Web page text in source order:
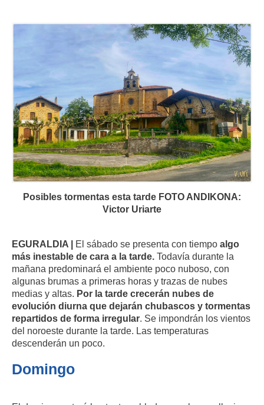
Posibles tormentas esta tarde FOTO ANDIKONA:
Victor Uriarte
EGURALDIA | El sábado se presenta con tiempo algo
más inestable de cara a la tarde. Todavía durante la
mañana predominará el ambiente poco nuboso, con
algunas brumas a primeras horas y trazas de nubes
medias y altas. Por la tarde crecerán nubes de
evolución diurna que dejarán chubascos y tormentas
repartidos de forma irregular. Se impondrán los vientos
del noroeste durante la tarde. Las temperaturas
descenderán un poco.
Domingo